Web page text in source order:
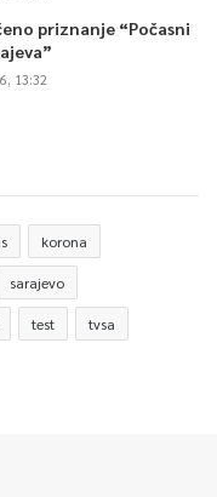
jedinstvena su u
profesionalni
neprocjenjive i
od samog početka
i prepoznato
priznanje “Počasni
13:32
korona
sarajevo
test tvsa